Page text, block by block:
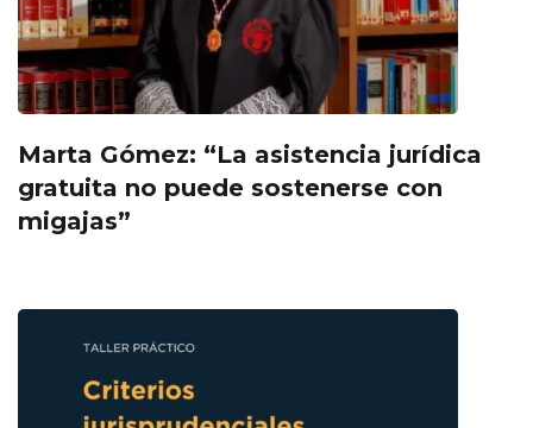
Marta Gómez: “La asistencia jurídica
gratuita no puede sostenerse con
migajas”